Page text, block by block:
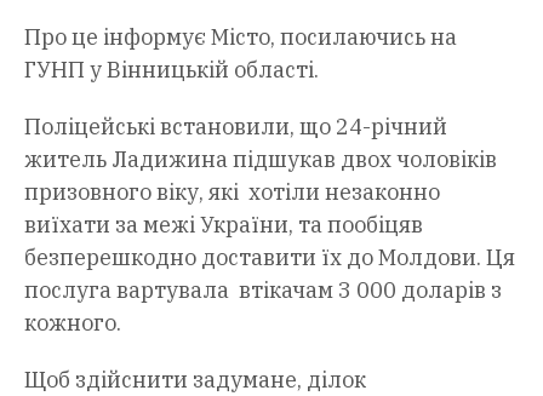
Про це інформує Місто, посилаючись на
ГУНП у Вінницькій області.
Поліцейські встановили, що 24-річний
житель Ладижина підшукав двох чоловіків
призовного віку, які хотіли незаконно
виїхати за межі України, та пообіцяв
безперешкодно доставити їх до Молдови. Ця
послуга вартувала втікачам 3 000 доларів з
кожного.
Щоб здійснити задумане, ділок